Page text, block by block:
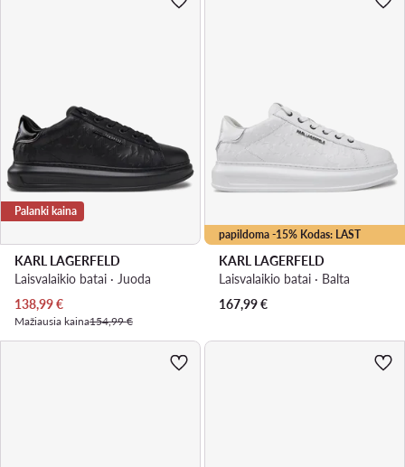
Palanki kaina
KARL LAGERFELD
Laisvalaikio batai · Juoda
Dabartinė kaina
138,99€
Mažiausia kaina154,99 €
papildoma -15% Kodas: LAST
KARL LAGERFELD
Laisvalaikio batai · Balta
167,99€